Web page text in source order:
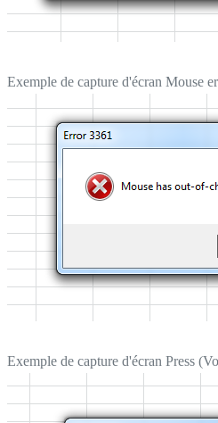
Exemple de capture d'écran Mouse
Exemple de capture d'écran Press